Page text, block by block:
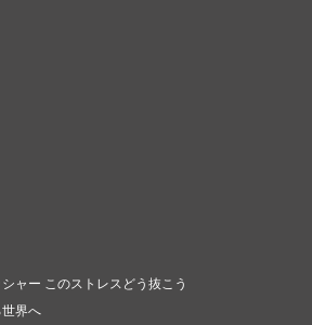
ャー このストレスどう抜こう
界へ